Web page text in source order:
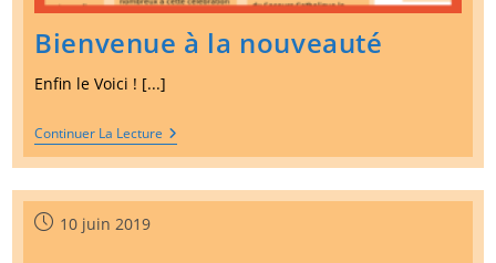
Bienvenue à la nouveauté
Enfin le Voici ! [...]
Continuer La Lecture Bienvenue
À
La
Nouveauté
Publication
10 juin 2019